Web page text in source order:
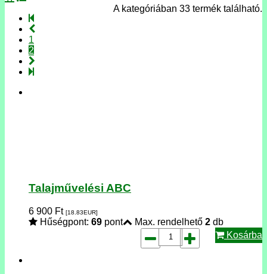
A kategóriában 33 termék található.
1
2
Talajművelési ABC
6 900 Ft [18.83EUR]
Hűségpont: 69 pont Max. rendelhető 2 db
Kosárba